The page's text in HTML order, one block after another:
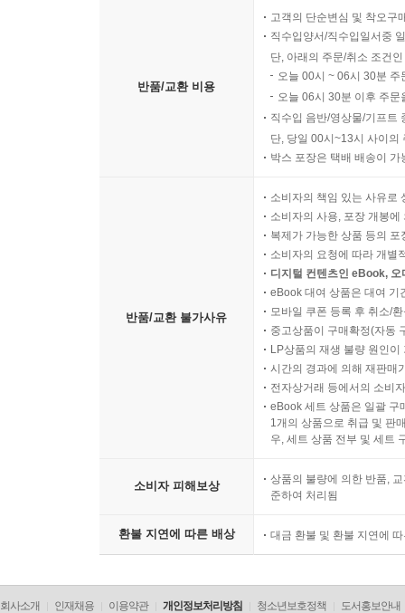
반품/교환 비용
고객의 단순변심 및 착오구
직수입양서/직수입일서중
단, 아래의 주문/취소 조건
오늘 00시 ~ 06시 30분
오늘 06시 30분 이후 주
직수입 음반/영상물/기프트
단, 당일 00시~13시 사이의
박스 포장은 택배 배송이
반품/교환 불가사유
소비자의 책임 있는 사유로
소비자의 사용, 포장 개봉
복제가 가능한 상품 등의
소비자의 요청에 따라 개별
디지털 컨텐츠인 eBook,
eBook 대여 상품은 대여 기
모바일 쿠폰 등록 후 취소/
중고상품이 구매확정(자동
LP상품의 재생 불량 원인
시간의 경과에 의해 재판매
전자상거래 등에서의 소비
eBook 세트 상품은 일괄 구
1개의 상품으로 취급 및 판
우, 세트 상품 전부 및 세트
소비자 피해보상
상품의 불량에 의한 반품,
준하여 처리됨
환불 지연에 따른 배상 대금 환불 및 환불 지연에
회사소개 인재채용 이용약관 개인정보처리방침 청소년보호정책 도서홍보안내